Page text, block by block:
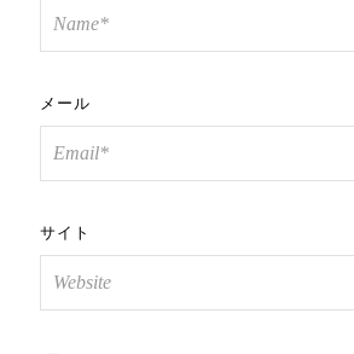
メール
サイト